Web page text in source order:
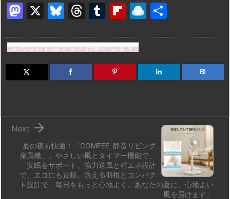
M
st
o
d
X
Bl
e
s
k
T
e
a
d
T
m
bl
r
Fl
b
o
ar
R
n
dr
o
よろしければシェアお願いします
B!
夏の夜も快適！「COMFEE' 静音リビング
扇風機」。やさしい風とタイマー機能で、
安眠をサポート。強力送風と省エネ設計
で、エコにも貢献。洗える羽根とコンパク
ト設計で、毎日をもっと心地よく。あなたの夏に、心地よい
風を届けます。

Next